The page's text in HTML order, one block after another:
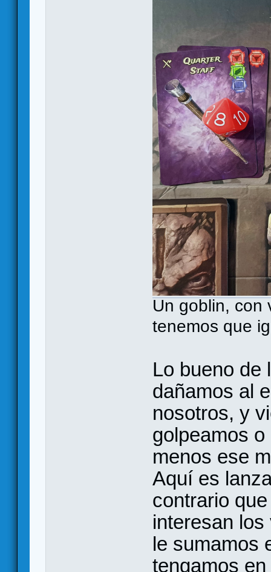
Un goblin, con
tenemos que
Lo bueno de
dañamos al
nosotros, y
golpeamos
menos ese
Aquí es
contrario
interesan
le sumamos
tengamos